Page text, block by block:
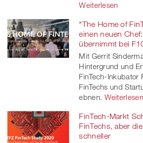
Weiterlesen
"The Home of
einen neuen
übernimmt bei
Mit Gerrit
Hintergrund und
FinTech-Inkubator
FinTechs und
ebnen. Weiterlesen
FinTech-Markt
FinTechs, aber
schneller